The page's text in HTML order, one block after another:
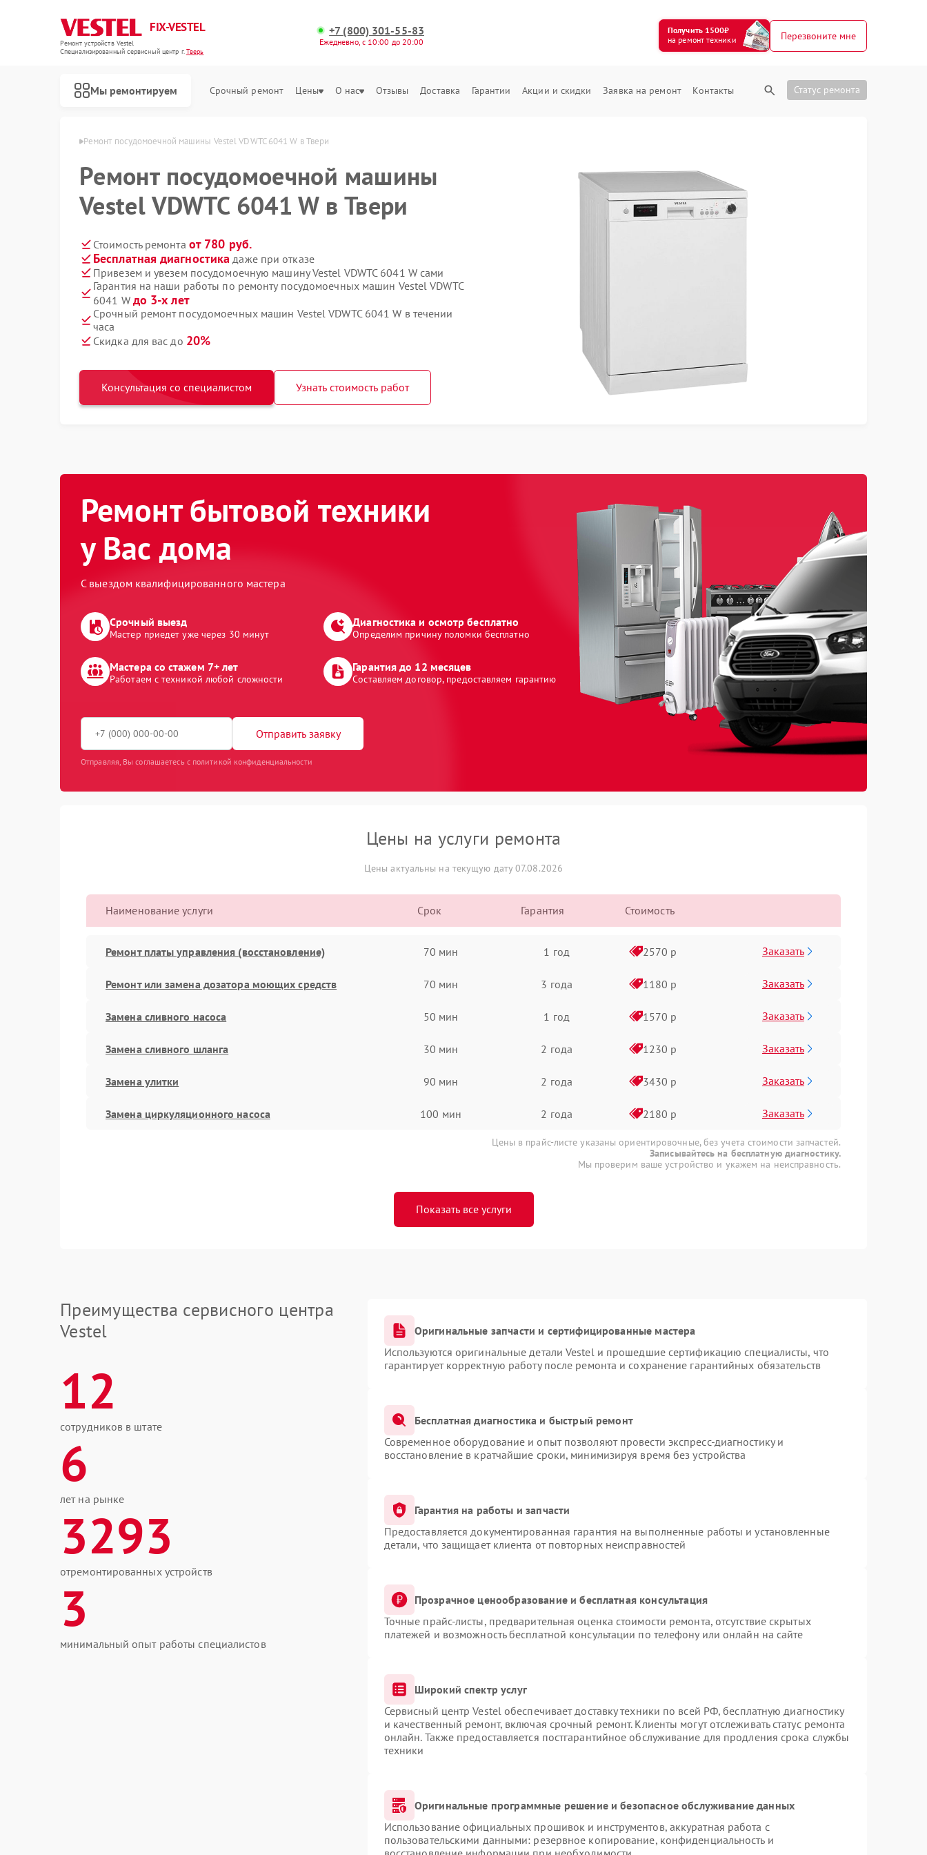
FIX-VESTEL
Ремонт устройств Vestel
Специализированный cервисный центр г.Тверь
+7 (800) 301-55-83
Ежедневно, с 10:00 до 20:00
Получить 1500₽
на ремонт техники
Перезвоните мне
Мы ремонтируем Срочный ремонт Цены О нас Отзывы Доставка Гарантии Акции и скидки Заявка на ремонт Контакты Статус ремонта
Ремонт посудомоечной машины Vestel VDWTC 6041 W в Твери
Ремонт посудомоечной машины
Vestel VDWTC 6041 W в Твери
Стоимость ремонта от 780 руб.
Бесплатная диагностика даже при отказе
Привезем и увезем посудомоечную машину Vestel VDWTC 6041 W сами
Гарантия на наши работы по ремонту посудомоечных машин Vestel VDWTC
6041 W до 3-х лет
Срочный ремонт посудомоечных машин Vestel VDWTC 6041 W в течении
часа
Скидка для вас до 20%
Консультация со специалистом Узнать стоимость работ
Ремонт бытовой техники
у Вас дома
С выездом квалифицированного мастера
Срочный выезд
Мастер приедет уже через 30 минут
Диагностика и осмотр бесплатно
Определим причину поломки бесплатно
Мастера со стажем 7+ лет
Работаем с техникой любой сложности
Гарантия до 12 месяцев
Составляем договор, предоставляем гарантию
Отправить заявку
Отправляя, Вы соглашаетесь с политикой конфиденциальности
Цены на услуги ремонта
Цены актуальны на текущую дату 07.08.2026
Наименование услуги Срок Гарантия Стоимость
Ремонт платы управления (восстановление) 70 мин 1 год 2570 р Заказать
Ремонт или замена дозатора моющих средств 70 мин 3 года 1180 р Заказать
Замена сливного насоса 50 мин 1 год 1570 р Заказать
Замена сливного шланга 30 мин 2 года 1230 р Заказать
Замена улитки 90 мин 2 года 3430 р Заказать
Замена циркуляционного насоса 100 мин 2 года 2180 р Заказать
Цены в прайс-листе указаны ориентировочные, без учета стоимости запчастей.
Записывайтесь на бесплатную диагностику.
Мы проверим ваше устройство и укажем на неисправность.
Показать все услуги
Преимущества сервисного центра
Vestel
12
сотрудников в штате
6
лет на рынке
3293
отремонтированных устройств
3
минимальный опыт работы специалистов
Оригинальные запчасти и сертифицированные мастера
Используются оригинальные детали Vestel и прошедшие сертификацию специалисты, что
гарантирует корректную работу после ремонта и сохранение гарантийных обязательств
Бесплатная диагностика и быстрый ремонт
Современное оборудование и опыт позволяют провести экспресс-диагностику и
восстановление в кратчайшие сроки, минимизируя время без устройства
Гарантия на работы и запчасти
Предоставляется документированная гарантия на выполненные работы и установленные
детали, что защищает клиента от повторных неисправностей
Прозрачное ценообразование и бесплатная консультация
Точные прайс-листы, предварительная оценка стоимости ремонта, отсутствие скрытых
платежей и возможность бесплатной консультации по телефону или онлайн на сайте
Широкий спектр услуг
Сервисный центр Vestel обеспечивает доставку техники по всей РФ, бесплатную диагностику
и качественный ремонт, включая срочный ремонт. Клиенты могут отслеживать статус ремонта
онлайн. Также предоставляется постгарантийное обслуживание для продления срока службы
техники
Оригинальные программные решение и безопасное обслуживание данных
Использование официальных прошивок и инструментов, аккуратная работа с
пользовательскими данными: резервное копирование, конфиденциальность и